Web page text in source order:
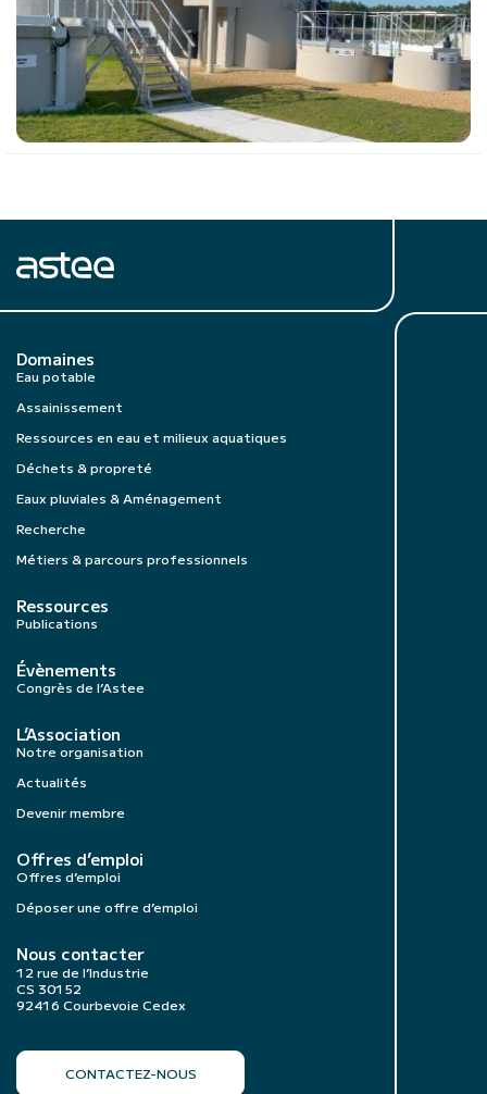
Domaines
Eau potable
Assainissement
Ressources en eau et milieux aquatiques
Déchets & propreté
Eaux pluviales & Aménagement
Recherche
Métiers & parcours professionnels
Ressources
Publications
Évènements
Congrès de l’Astee
L’Association
Notre organisation
Actualités
Devenir membre
Offres d’emploi
Offres d’emploi
Déposer une offre d’emploi
Nous contacter
12 rue de l’Industrie
CS 30152
92416 Courbevoie Cedex
CONTACTEZ-NOUS